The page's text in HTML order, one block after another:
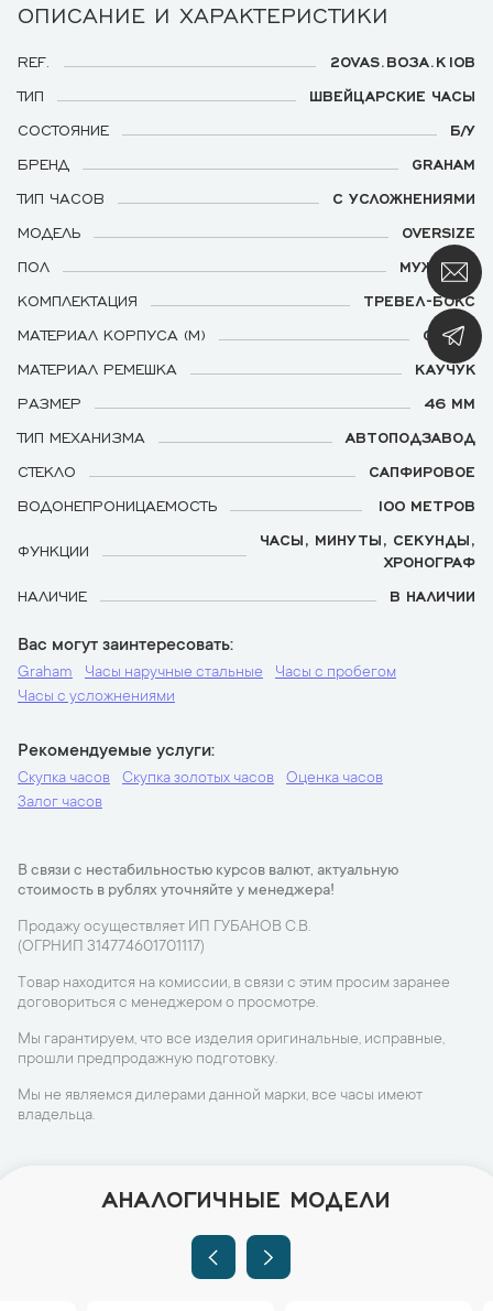
ОПИСАНИЕ И ХАРАКТЕРИСТИКИ
REF.
2OVAS.B03A.K10B
ТИП
ШВЕЙЦАРСКИЕ ЧАСЫ
СОСТОЯНИЕ
Б/У
БРЕНД
GRAHAM
ТИП ЧАСОВ
С УСЛОЖНЕНИЯМИ
МОДЕЛЬ
OVERSIZE
ПОЛ
МУЖСКИЕ
КОМПЛЕКТАЦИЯ
ТРЕВЕЛ-БОКС
МАТЕРИАЛ КОРПУСА (М)
СТАЛЬ
МАТЕРИАЛ РЕМЕШКА
КАУЧУК
РАЗМЕР
46 ММ
ТИП МЕХАНИЗМА
АВТОПОДЗАВОД
СТЕКЛО
САПФИРОВОЕ
ВОДОНЕПРОНИЦАЕМОСТЬ
100 МЕТРОВ
ФУНКЦИИ
ЧАСЫ, МИНУТЫ, СЕКУНДЫ,
ХРОНОГРАФ
НАЛИЧИЕ
В НАЛИЧИИ
Вас могут заинтересовать
Graham Часы наручные стальные
Часы с пробегом
Часы с усложнениями
Рекомендуемые услуги
Скупка часов Скупка золотых часов
Оценка часов
Залог часов
В связи с нестабильностью курсов валют, актуальную
стоимость в рублях уточняйте у менеджера!
Продажу осуществляет ИП ГУБАНОВ С.В.
(ОГРНИП 314774601701117)
Товар находится на комиссии, в связи с этим просим заранее
договориться с менеджером о просмотре.
Мы гарантируем, что все изделия оригинальные, исправные,
прошли предпродажную подготовку.
Мы не являемся дилерами данной марки, все часы имеют
владельца.
АНАЛОГИЧНЫЕ МОДЕЛИ